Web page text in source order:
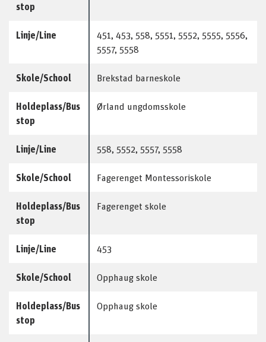
stop
Linje/Line
451, 453, 558, 5551, 5552, 5555, 5556,
5557, 5558
Skole/School Brekstad barneskole
Holdeplass/Bus
stop
Ørland ungdomsskole
Linje/Line 558, 5552, 5557, 5558
Skole/School Fagerenget Montessoriskole
Holdeplass/Bus
stop
Fagerenget skole
Linje/Line 453
Skole/School Opphaug skole
Holdeplass/Bus
stop
Opphaug skole